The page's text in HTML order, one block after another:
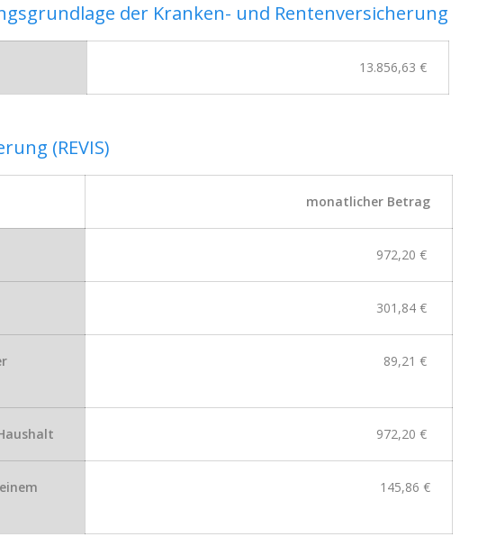
der Kranken- und Rentenversicherung
13.856,63 €
(REVIS)
monatlicher Betrag
972,20 €
301,84 €
89,21 €
972,20 €
145,86 €